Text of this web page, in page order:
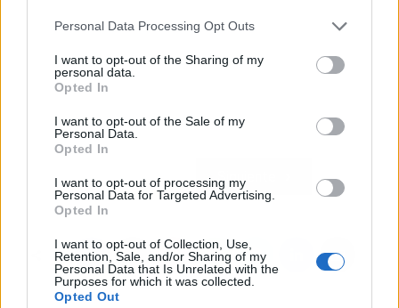
Personal Data Processing Opt Outs
I want to opt-out of the Sharing of my
personal data.
Opted In
I want to opt-out of the Sale of my
Personal Data.
Opted In
I want to opt-out of processing my
Personal Data for Targeted Advertising.
Opted In
I want to opt-out of Collection, Use,
Retention, Sale, and/or Sharing of my
Personal Data that Is Unrelated with the
Purposes for which it was collected.
Opted Out
Atrás Siguiente